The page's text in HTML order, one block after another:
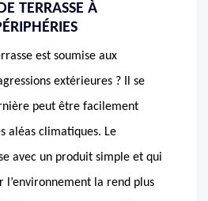
TERRASSE À
est soumise aux
extérieures ? Il se
peut être facilement
aléas climatiques. Le
avec un produit simple et qui
l’environnement la rend plus